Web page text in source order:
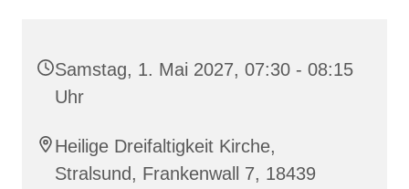
Samstag, 1. Mai 2027, 07:30 - 08:15
Uhr
Heilige Dreifaltigkeit Kirche,
Stralsund, Frankenwall 7, 18439